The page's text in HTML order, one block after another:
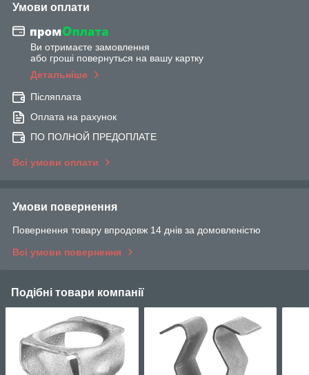
Умови оплати
Ви отримаєте замовлення
або гроші повернуться на вашу картку
Детальніше
Післяплата
Оплата на рахунок
ПО ПОЛНОЙ ПРЕДОПЛАТЕ
Всі умови оплати
Умови повернення
Повернення товару впродовж 14 днів за домовленістю
Всі умови повернення
Подібні товари компанії